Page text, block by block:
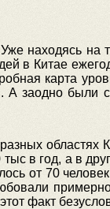
находясь на
в Китае
карта
А заодно были
областях
в год, а в
от 70
факт